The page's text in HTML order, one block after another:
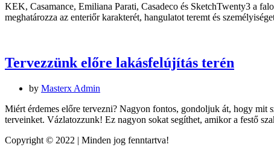
KEK, Casamance, Emiliana Parati, Casadeco és SketchTwenty3 a
meghatározza az enteriőr karakterét, hangulatot teremt és
Tervezzünk előre lakásfelújítás terén
by Masterx Admin
Miért érdemes előre tervezni? Nagyon fontos, gondoljuk át, hogy mit
terveinket. Vázlatozzunk! Ez nagyon sokat segíthet, amikor a festő
Copyright © 2022 | Minden jog fenntartva!